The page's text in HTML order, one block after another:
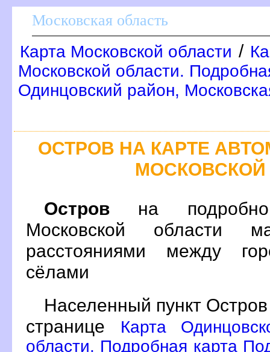
Московская область
Карта Московской области /
Московской области.
Одинцовский район,
ОСТРОВ НА КАРТЕ
МОСКОВСКОЙ
Остро на
Московской области
расстояниями между
сёлами
Населенный пункт
странице
Карта
области. Подробная карта